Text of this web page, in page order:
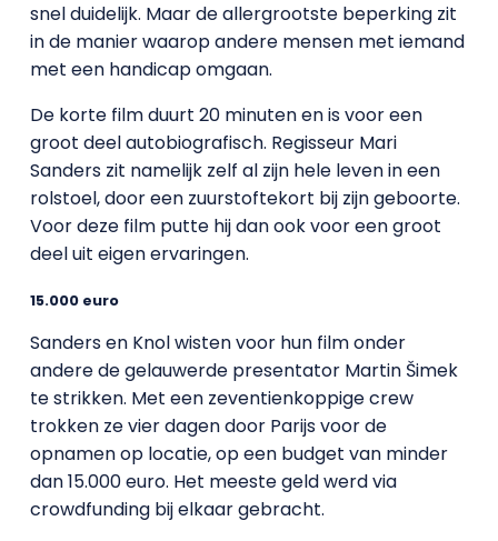
snel duidelijk. Maar de allergrootste beperking zit
in de manier waarop andere mensen met iemand
met een handicap omgaan.
De korte film duurt 20 minuten en is voor een
groot deel autobiografisch. Regisseur Mari
Sanders zit namelijk zelf al zijn hele leven in een
rolstoel, door een zuurstoftekort bij zijn geboorte.
Voor deze film putte hij dan ook voor een groot
deel uit eigen ervaringen.
15.000 euro
Sanders en Knol wisten voor hun film onder
andere de gelauwerde presentator Martin Šimek
te strikken. Met een zeventienkoppige crew
trokken ze vier dagen door Parijs voor de
opnamen op locatie, op een budget van minder
dan 15.000 euro. Het meeste geld werd via
crowdfunding bij elkaar gebracht.